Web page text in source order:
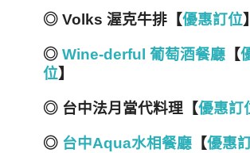
◎ Volks 渥克牛排【優惠訂位】
◎ Wine-derful 葡萄酒餐廳 【
位】
◎ 台中法月當代料理【優惠訂
◎ 台中Aqua水相餐廳 【優惠